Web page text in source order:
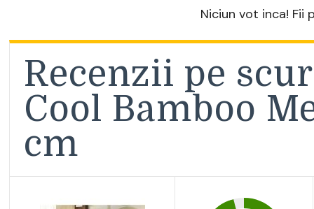
Niciun vot inca! Fii
Recenzii pe
Cool Bamboo
cm